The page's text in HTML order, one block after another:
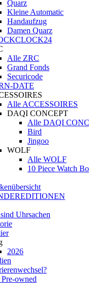
Quarz
Kleine Automatic
Handaufzug
Damen Quarz
Alle ZRC
Grand Fonds
Securicode
DATE
Alle ACCESSOIRES
DAQI CONCEPT
Alle DAQI
Bird
Jingoo
WOLF
Alle WOLF
10 Piece Watch
Uhrsachen
2026
owned